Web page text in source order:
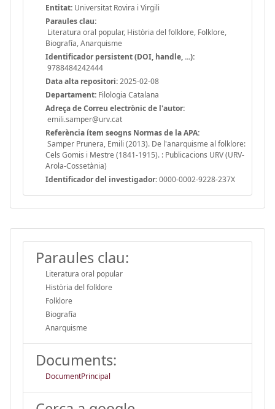
Entitat: Universitat Rovira i Virgili
Paraules clau:
Literatura oral popular, Història del folklore, Folklore,
Biografía, Anarquisme
Identificador persistent (DOI, handle, ...):
9788484242444
Data alta repositori:2025-02-08
Departament: Filologia Catalana
Adreça de Correu electrònic de l'autor:
emili.samper@urv.cat
Referència ítem seogns Normas de la APA:
Samper Prunera, Emili (2013). De l'anarquisme al folklore:
Cels Gomis i Mestre (1841-1915). : Publicacions URV (URV-
Arola-Cossetània)
Identificador del investigador:0000-0002-9228-237X
Paraules clau:
Literatura oral popular
Història del folklore
Folklore
Biografía
Anarquisme
Documents:
DocumentPrincipal